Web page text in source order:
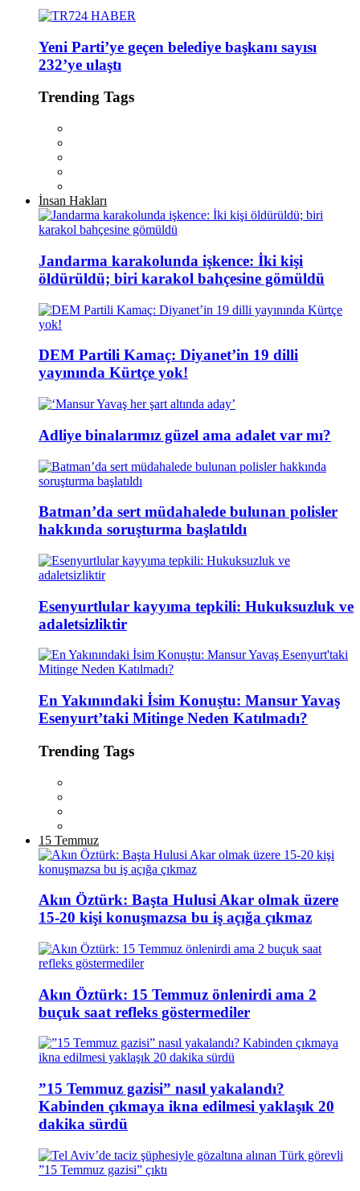
Yeni Parti’ye geçen belediye başkanı sayısı
232’ye ulaştı
Trending Tags
İnsan Hakları
Jandarma karakolunda işkence: İki kişi
öldürüldü; biri karakol bahçesine gömüldü
DEM Partili Kamaç: Diyanet’in 19 dilli
yayınında Kürtçe yok!
Adliye binalarımız güzel ama adalet var mı?
Batman’da sert müdahalede bulunan polisler
hakkında soruşturma başlatıldı
Esenyurtlular kayyıma tepkili: Hukuksuzluk ve
adaletsizliktir
En Yakınındaki İsim Konuştu: Mansur Yavaş
Esenyurt’taki Mitinge Neden Katılmadı?
Trending Tags
15 Temmuz
Akın Öztürk: Başta Hulusi Akar olmak üzere
15-20 kişi konuşmazsa bu iş açığa çıkmaz
Akın Öztürk: 15 Temmuz önlenirdi ama 2
buçuk saat refleks göstermediler
”15 Temmuz gazisi” nasıl yakalandı?
Kabinden çıkmaya ikna edilmesi yaklaşık 20
dakika sürdü